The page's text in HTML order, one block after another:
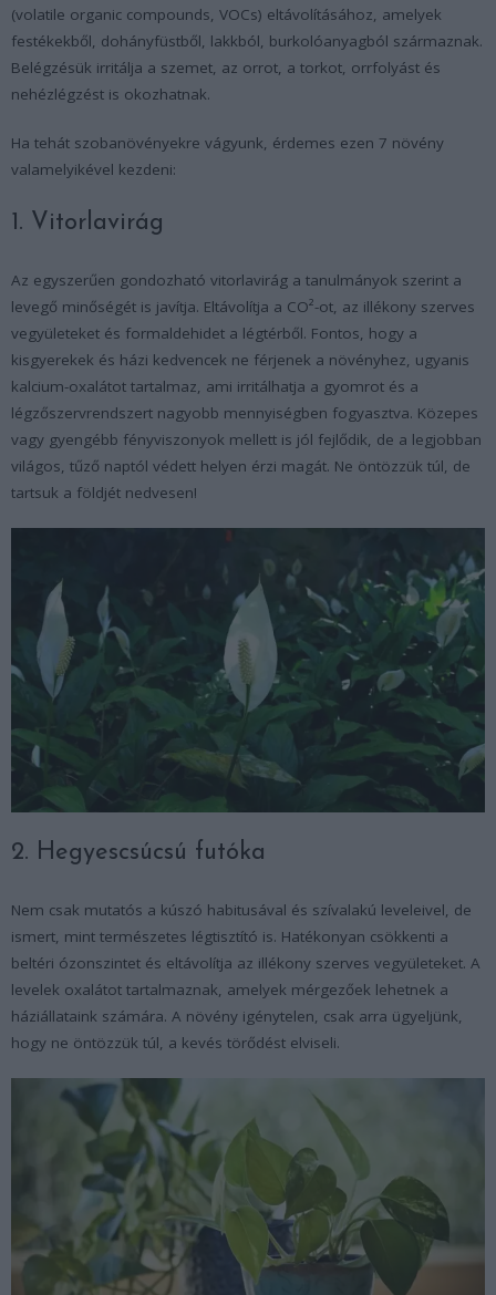
(volatile organic compounds, VOCs) eltávolításához, amelyek
festékekből, dohányfüstből, lakkból, burkolóanyagból származnak.
Belégzésük irritálja a szemet, az orrot, a torkot, orrfolyást és
nehézlégzést is okozhatnak.
Ha tehát szobanövényekre vágyunk, érdemes ezen 7 növény
valamelyikével kezdeni:
1. Vitorlavirág
Az egyszerűen gondozható vitorlavirág a tanulmányok szerint a
levegő minőségét is javítja. Eltávolítja a CO²-ot, az illékony szerves
vegyületeket és formaldehidet a légtérből. Fontos, hogy a
kisgyerekek és házi kedvencek ne férjenek a növényhez, ugyanis
kalcium-oxalátot tartalmaz, ami irritálhatja a gyomrot és a
légzőszervrendszert nagyobb mennyiségben fogyasztva. Közepes
vagy gyengébb fényviszonyok mellett is jól fejlődik, de a legjobban
világos, tűző naptól védett helyen érzi magát. Ne öntözzük túl, de
tartsuk a földjét nedvesen!
2. Hegyescsúcsú futóka
Nem csak mutatós a kúszó habitusával és szívalakú leveleivel, de
ismert, mint természetes légtisztító is. Hatékonyan csökkenti a
beltéri ózonszintet és eltávolítja az illékony szerves vegyületeket. A
levelek oxalátot tartalmaznak, amelyek mérgezőek lehetnek a
háziállataink számára. A növény igénytelen, csak arra ügyeljünk,
hogy ne öntözzük túl, a kevés törődést elviseli.